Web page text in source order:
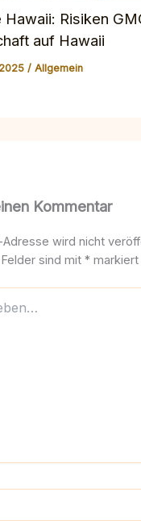
Hawaii: Risiken
auf Hawaii
2025/Allgemein
Kommentar
wird nicht
sind mit* markiert